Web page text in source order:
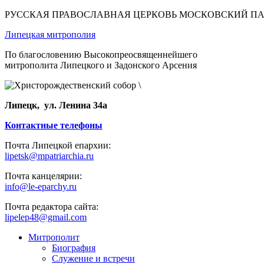
РУССКАЯ ПРАВОСЛАВНАЯ ЦЕРКОВЬ МОСКОВСКИЙ
Липецкая митрополия
По благословению Высокопреосвященнейшего
митрополита Липецкого и Задонского Арсения
Липецк, ул. Ленина 34а
Контактные телефоны
Почта Липецкой епархии:
lipetsk@mpatriarchia.ru
Почта канцелярии:
info@le-eparchy.ru
Почта редактора сайта:
lipelep48@gmail.com
Митрополит
Биография
Служение и встречи